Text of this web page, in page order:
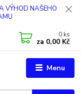
VÝHOD NAŠEHO
Menu
0 ks
za 0,00 Kč